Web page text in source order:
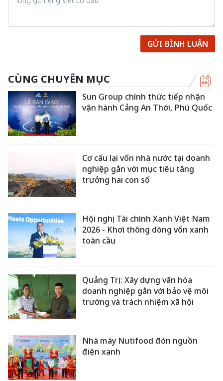
GỬI BÌNH LUẬN
CÙNG CHUYÊN MỤC
Sun Group chính thức tiếp nhận
vận hành Cảng An Thới, Phú Quốc
Cơ cấu lại vốn nhà nước tại doanh
nghiệp gắn với mục tiêu tăng
trưởng hai con số
Hội nghị Tài chính Xanh Việt Nam
2026 - Khơi thông dòng vốn xanh
toàn cầu
Quảng Trị: Xây dựng văn hóa
doanh nghiệp gắn với bảo vệ môi
trường và trách nhiệm xã hội
Nhà máy Nutifood đón nguồn
điện xanh